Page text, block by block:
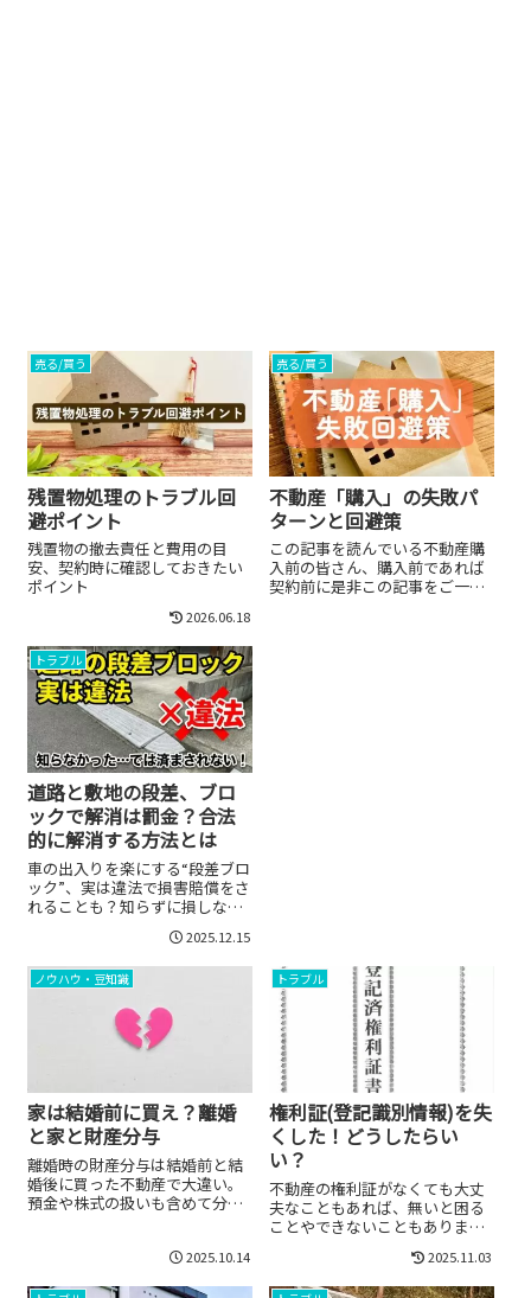
売る/買う
残置物処理のトラブル回
避ポイント
残置物の撤去責任と費用の目
安、契約時に確認しておきたい
ポイント
2026.06.18
売る/買う
不動産「購入」の失敗パ
ターンと回避策
この記事を読んでいる不動産購
入前の皆さん、購入前であれば
契約前に是非この記事をご一読
トラブル
道路と敷地の段差、ブロ
ックで解消は罰金？合法
的に解消する方法とは
車の出入りを楽にする“段差ブロ
ック”、実は違法で損害賠償をさ
れることも？知らずに損しない
ための正しい対処法をわかりや
2025.12.15
ノウハウ・豆知識
家は結婚前に買え？離婚
と家と財産分与
離婚時の財産分与は結婚前と結
婚後に買った不動産で大違い。
預金や株式の扱いも含めて分か
2025.10.14
トラブル
権利証(登記識別情報)を失
くした！どうしたらい
い？
不動産の権利証がなくても大丈
夫なこともあれば、無いと困る
ことやできないこともありま
応することが望ましいです2025.11.03